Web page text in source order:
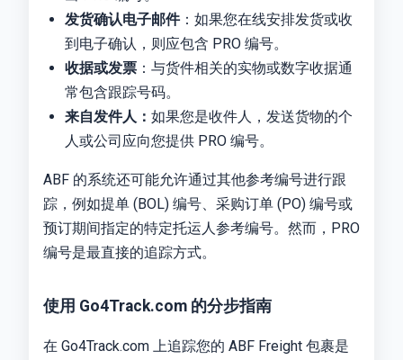
发货确认电子邮件：如果您在线安排发货或收
到电子确认，则应包含 PRO 编号。
收据或发票 ：与货件相关的实物或数字收据通
常包含跟踪号码。
来自发件人： 如果您是收件人，发送货物的个
人或公司应向您提供 PRO 编号。
ABF 的系统还可能允许通过其他参考编号进行跟
踪，例如提单 (BOL) 编号、采购订单 (PO) 编号或
预订期间指定的特定托运人参考编号。然而，PRO
编号是最直接的追踪方式。
使用 Go4Track.com 的分步指南
在 Go4Track.com 上追踪您的 ABF Freight 包裹是